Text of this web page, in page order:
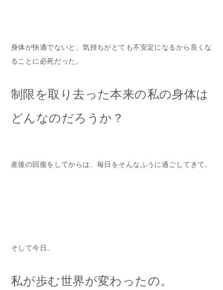
身体が快適でないと、気持ちがとても不安定になるから良くな
ることに必死だった。
制限を取り去った本来の私の身体は
どんなのだろうか？
産後の回復をしてからは、毎日をそんなふうに過ごしてきて。
そして今日。
私が歩む世界が変わったの。